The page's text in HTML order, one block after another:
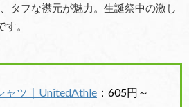
タフな襟元が魅力。生誕祭中の激し
。
ャツ｜UnitedAthle ：605円～